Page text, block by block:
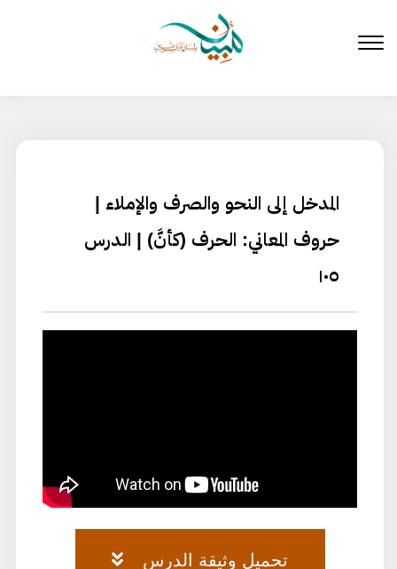
المحتوى
المدخل إلى النحو والصرف والإملاء |
حروف المعاني: الحرف (كأنَّ) | الدرس
١٠٥
تحميل وثيقة الدرس